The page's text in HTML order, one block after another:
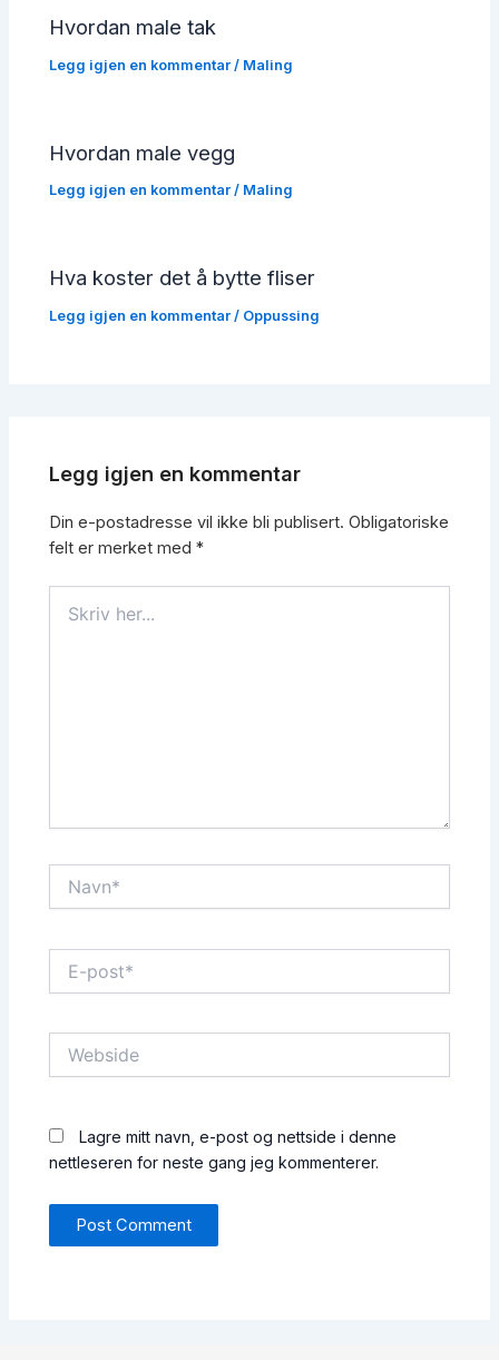
Hvordan male tak
Legg igjen en kommentar / Maling
Hvordan male vegg
Legg igjen en kommentar / Maling
Hva koster det å bytte fliser
Legg igjen en kommentar / Oppussing
Legg igjen en kommentar
Din e-postadresse vil ikke bli publisert. Obligatoriske
felt er merket med*
her...
post*
Lagre mitt navn, e-post og nettside i denne
nettleseren for neste gang jeg kommenterer.